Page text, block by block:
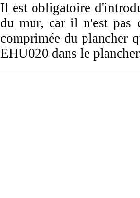
Il est obligatoire
du mur, car il n'est pas
comprimée du plancher
EHU020 dans le